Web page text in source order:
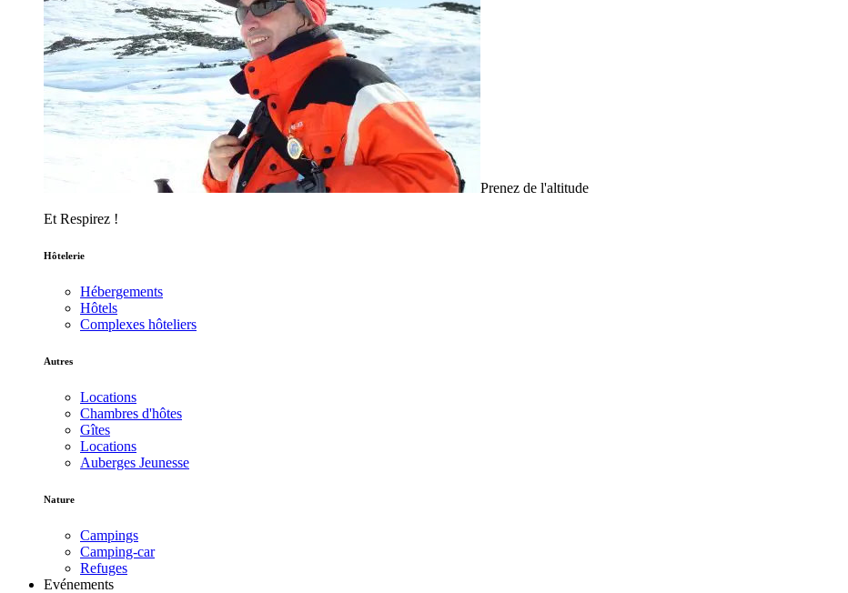
Prenez de l'altitude
Et Respirez !
Hôtelerie
Hébergements
Hôtels
Complexes hôteliers
Autres
Locations
Chambres d'hôtes
Gîtes
Locations
Auberges Jeunesse
Nature
Campings
Camping-car
Refuges
Evénements